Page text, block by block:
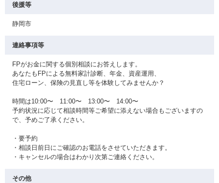
後援等
静岡市
連絡事項等
FPがお金に関する個別相談にお答えします。
あなたもFPによる無料家計診断、年金、資産運用、
住宅ローン、保険の見直し等を体験してみませんか？
時間は10:00〜 11:00〜 13:00〜 14:00〜
予約状況に応じて相談時間等ご希望に添えない場合もございますの
で、予めご了承ください。
・要予約
・相談日前日にご確認のお電話をさせていただきます。
・キャンセルの場合はわかり次第ご連絡ください。
その他